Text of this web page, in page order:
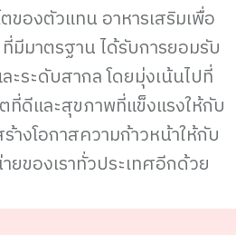
ของตัวแทน อาหารเสริมเพื่อ
มีมาตรฐาน ได้รับการยอมรับ
ะระดับสากล โดยมุ่งเน้นไปที่
ดีและสุขภาพที่แข็งแรงให้กับ
างโอกาสความก้าวหน้าให้กับ
ของเราทั่วประเทศอีกด้วย